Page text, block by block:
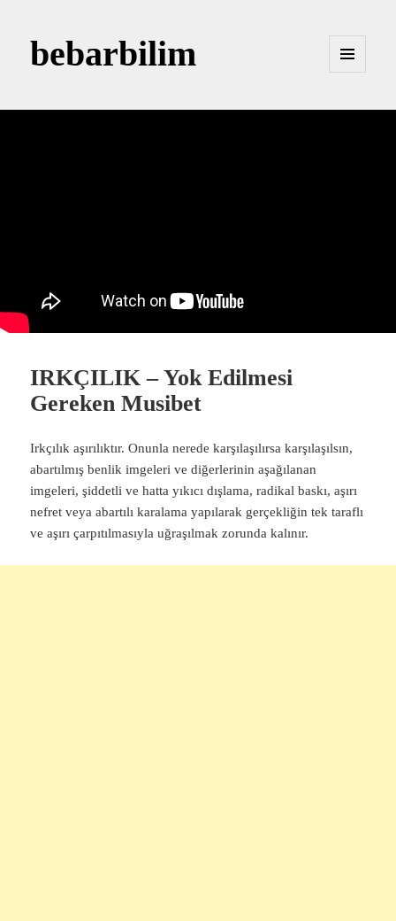
bebarbilim
BILEŞENLER
IRKÇILIK – Yok Edilmesi
Gereken Musibet
Irkçılık aşırılıktır. Onunla nerede karşılaşılırsa karşılaşılsın,
abartılmış benlik imgeleri ve diğerlerinin aşağılanan
imgeleri, şiddetli ve hatta yıkıcı dışlama, radikal baskı, aşırı
nefret veya abartılı karalama yapılarak gerçekliğin tek taraflı
ve aşırı çarpıtılmasıyla uğraşılmak zorunda kalınır.